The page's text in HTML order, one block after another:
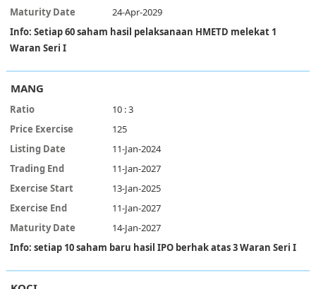
24-Apr-2029
Info: Setiap 60 saham hasil pelaksanaan HMETD melekat 1
Waran Seri I
MANG
10 : 3
125
11-Jan-2024
11-Jan-2027
13-Jan-2025
11-Jan-2027
14-Jan-2027
Info: setiap 10 saham baru hasil IPO berhak atas 3 Waran Seri I